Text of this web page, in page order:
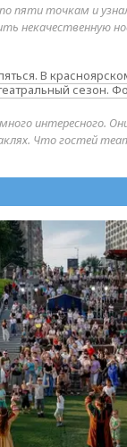
пяти точкам и
некачественную
В
сезон.
интересного.
Что гостей